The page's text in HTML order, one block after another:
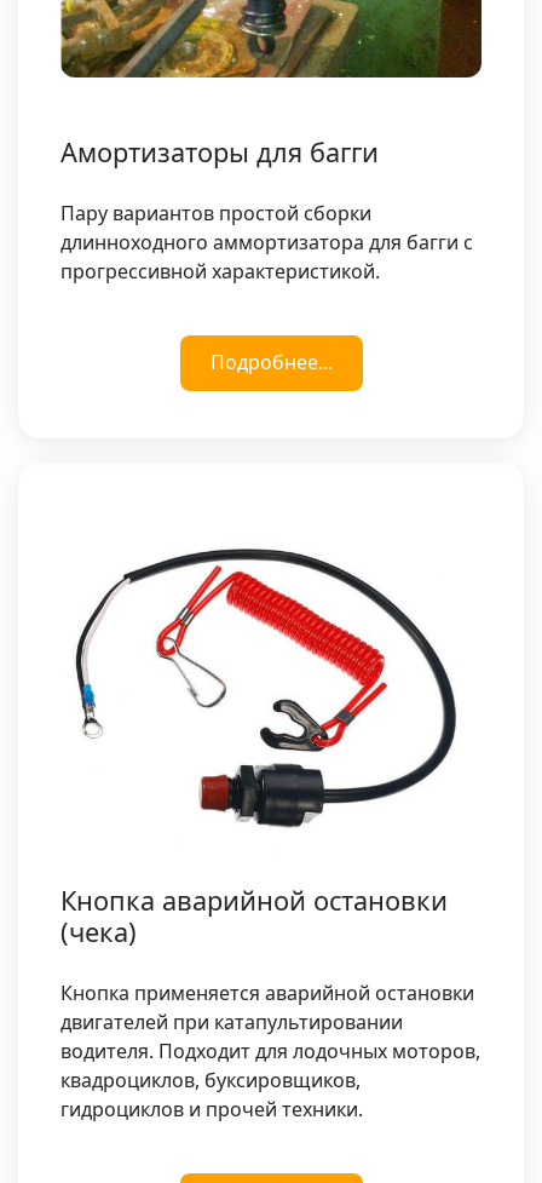
Амортизаторы для багги
Пару вариантов простой сборки
длинноходного аммортизатора для багги с
прогрессивной характеристикой.
Подробнее...
Кнопка аварийной остановки
(чека)
Кнопка применяется аварийной остановки
двигателей при катапультировании
водителя. Подходит для лодочных моторов,
квадроциклов, буксировщиков,
гидроциклов и прочей техники.